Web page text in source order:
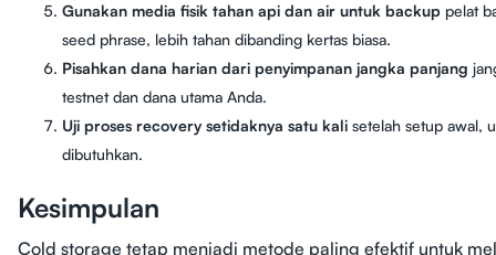
Gunakan media fisik tahan api dan air untuk backup pelat
seed phrase, lebih tahan dibanding kertas biasa.
Pisahkan dana harian dari penyimpanan jangka panjang
testnet dan dana utama Anda.
Uji proses recovery setidaknya satu kali setelah setup awal,
dibutuhkan.
Kesimpulan
Cold storage tetap menjadi metode paling efektif untuk